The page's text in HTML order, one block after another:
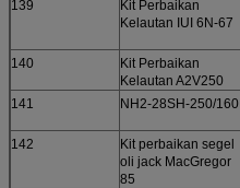
139
Kit Perbaikan
Kelautan IUI 6N-67
140
Kit Perbaikan
Kelautan A2V250
141
NH2-28SH-250/160
142
Kit perbaikan segel
oli jack MacGregor
85